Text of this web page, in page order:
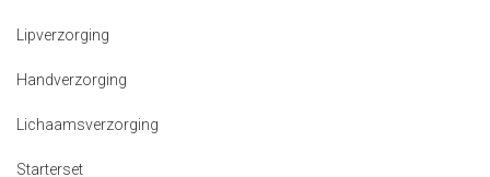
Lipverzorging
Handverzorging
Lichaamsverzorging
Starterset